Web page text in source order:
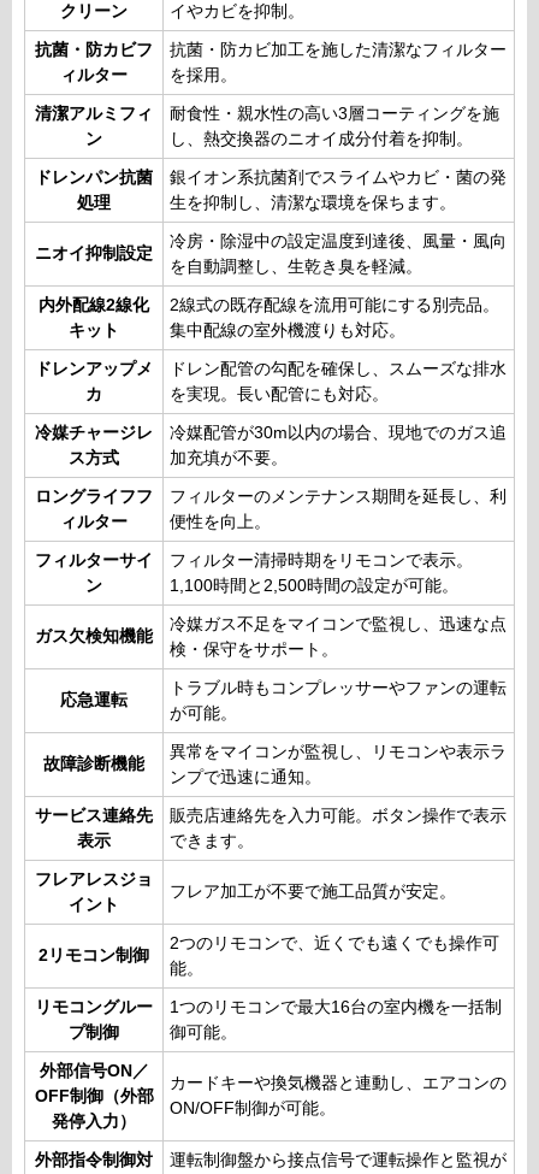
クリーン イやカビを抑制。
抗菌・防カビフ
ィルター
抗菌・防カビ加工を施した清潔なフィルター
を採用。
清潔アルミフィ
ン
耐食性・親水性の高い3層コーティングを施
し、熱交換器のニオイ成分付着を抑制。
ドレンパン抗菌
処理
銀イオン系抗菌剤でスライムやカビ・菌の発
生を抑制し、清潔な環境を保ちます。
ニオイ抑制設定
冷房・除湿中の設定温度到達後、風量・風向
を自動調整し、生乾き臭を軽減。
内外配線2線化
キット
2線式の既存配線を流用可能にする別売品。
集中配線の室外機渡りも対応。
ドレンアップメ
カ
ドレン配管の勾配を確保し、スムーズな排水
を実現。長い配管にも対応。
冷媒チャージレ
ス方式
冷媒配管が30m以内の場合、現地でのガス追
加充填が不要。
ロングライフフ
ィルター
フィルターのメンテナンス期間を延長し、利
便性を向上。
フィルターサイ
ン
フィルター清掃時期をリモコンで表示。
1,100時間と2,500時間の設定が可能。
ガス欠検知機能
冷媒ガス不足をマイコンで監視し、迅速な点
検・保守をサポート。
応急運転
トラブル時もコンプレッサーやファンの運転
が可能。
故障診断機能
異常をマイコンが監視し、リモコンや表示ラ
ンプで迅速に通知。
サービス連絡先
表示
販売店連絡先を入力可能。ボタン操作で表示
できます。
フレアレスジョ
イント
フレア加工が不要で施工品質が安定。
2リモコン制御
2つのリモコンで、近くでも遠くでも操作可
能。
リモコングルー
プ制御
1つのリモコンで最大16台の室内機を一括制
御可能。
外部信号ON／
OFF制御（外部
発停入力）
カードキーや換気機器と連動し、エアコンの
ON/OFF制御が可能。
外部指令制御対
運転制御盤から接点信号で運転操作と監視が